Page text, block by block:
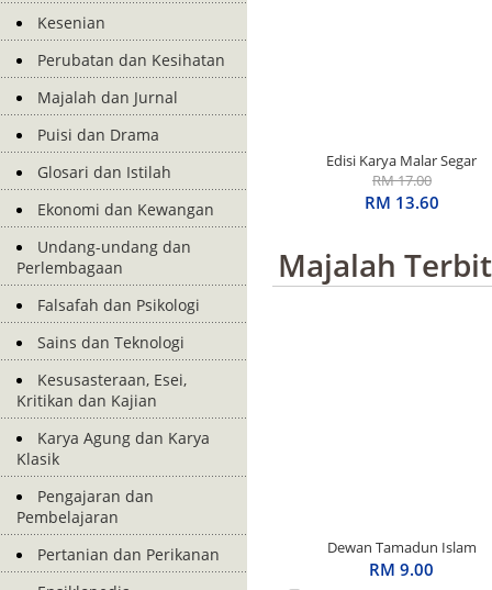
Kesenian
Perubatan dan Kesihatan
Majalah dan Jurnal
Puisi dan Drama
Glosari dan Istilah
Ekonomi dan Kewangan
Undang-undang dan
Perlembagaan
Falsafah dan Psikologi
Sains dan Teknologi
Kesusasteraan, Esei,
Kritikan dan Kajian
Karya Agung dan Karya
Klasik
Pengajaran dan
Pembelajaran
Pertanian dan Perikanan
Edisi Karya Malar Segar
Penerima S.E.A. Write
Award: Basah Dalam
RM 17.00
RM 13.60
Majalah
Dewan Tamadun Islam
April 2026
RM 9.00